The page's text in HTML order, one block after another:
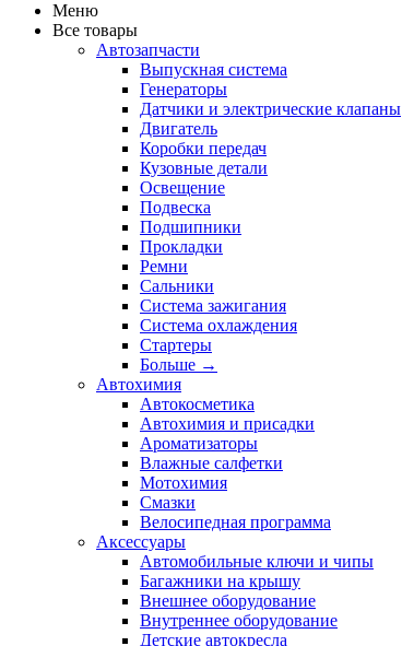
Меню
Все товары
Автозапчасти
Выпускная система
Генераторы
Датчики и электрические клапаны
Двигатель
Коробки передач
Кузовные детали
Освещение
Подвеска
Подшипники
Прокладки
Ремни
Сальники
Система зажигания
Система охлаждения
Стартеры
Больше →
Автохимия
Автокосметика
Автохимия и присадки
Ароматизаторы
Влажные салфетки
Мотохимия
Смазки
Велосипедная программа
Аксессуары
Автомобильные ключи и чипы
Багажники на крышу
Внешнее оборудование
Внутреннее оборудование
Детские автокресла